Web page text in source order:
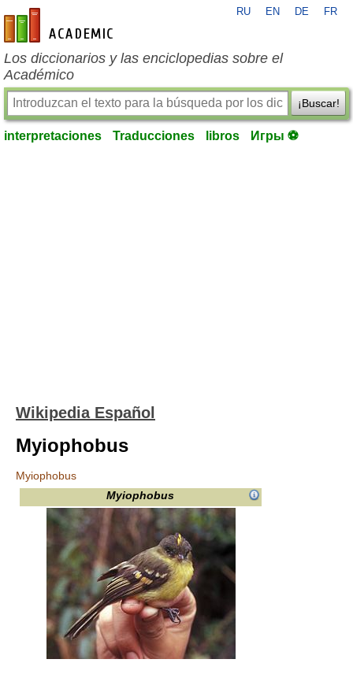
es-academic.com
RU EN DE FR
Los diccionarios y las enciclopedias sobre el
Académico
¡Buscar!
interpretaciones Traducciones libros Игры ⚽
Wikipedia Español
Myiophobus
Myiophobus
Myiophobus